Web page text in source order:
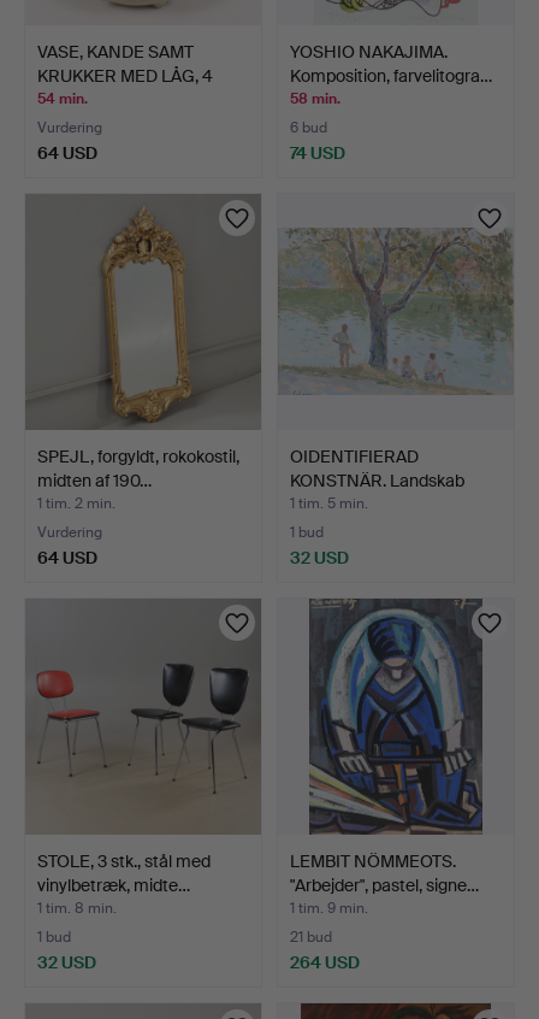
VASE, KANDE SAMT
KRUKKER MED LÅG, 4
dele, …
54 min.
Vurdering
64 USD
YOSHIO NAKAJIMA.
Komposition, farvelitogra…
58 min.
6 bud
74 USD
SPEJL, forgyldt, rokokostil,
midten af 190…
1 tim. 2 min.
Vurdering
64 USD
OIDENTIFIERAD
KONSTNÄR. Landskab
med menne…
1 tim. 5 min.
1 bud
32 USD
STOLE, 3 stk., stål med
vinylbetræk, midte…
1 tim. 8 min.
1 bud
32 USD
LEMBIT NÖMMEOTS.
"Arbejder", pastel, signe…
1 tim. 9 min.
21 bud
264 USD